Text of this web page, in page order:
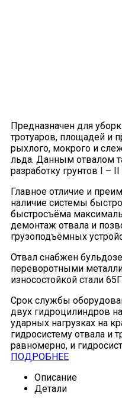
Предназначен для
тротуаров, площадей и
рыхлого, мокрого и
льда. Данным отвалом
разработку грунтов I – II
Главное отличие и
наличие системы
быстросъёма
демонтаж отвала и
грузоподъёмных
Отвал снабжен
переворотными
износостойкой стали
Срок службы
двух гидроцилиндров
ударных нагрузках на
гидросистему отвала и
равномерно, и
ПОДРОБНЕЕ
Описание
Детали